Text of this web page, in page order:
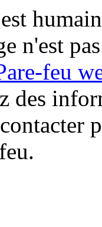
n'est
feu
des